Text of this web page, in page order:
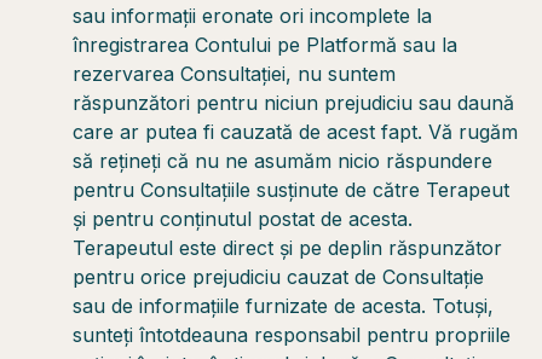
sau informații eronate ori incomplete la
înregistrarea Contului pe Platformă sau la
rezervarea Consultației, nu suntem
răspunzători pentru niciun prejudiciu sau daună
care ar putea fi cauzată de acest fapt. Vă rugăm
să rețineți că nu ne asumăm nicio răspundere
pentru Consultațiile susținute de către Terapeut
și pentru conținutul postat de acesta.
Terapeutul este direct și pe deplin răspunzător
pentru orice prejudiciu cauzat de Consultație
sau de informațiile furnizate de acesta. Totuși,
sunteți întotdeauna responsabil pentru propriile